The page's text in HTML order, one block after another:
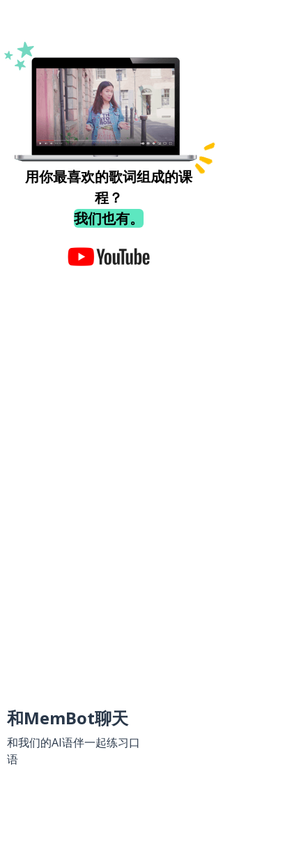
用你最喜欢的歌词组成的课
程？
我们也有。
和MemBot聊天
和我们的AI语伴一起练习口
语